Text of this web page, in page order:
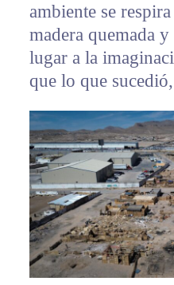
ambiente se
madera quemada
lugar a la
que lo que